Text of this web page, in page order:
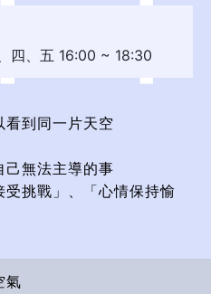
四、五 16:00 ~ 18:30
到同一片天空
己無法主導的事
挑戰」、「心情保持愉
氣